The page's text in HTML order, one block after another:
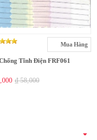
Mua Hàng
Tĩnh Điện FRF061
₫ 58,000